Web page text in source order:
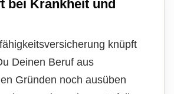
bei Krankheit und
knüpft
Deinen Beruf aus
Gründen noch ausüben